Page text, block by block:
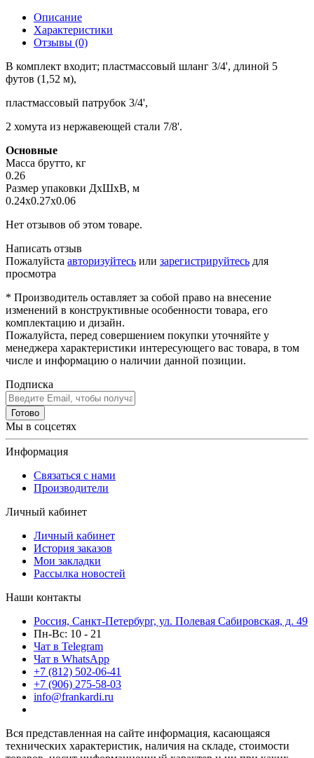
Описание
Характеристики
Отзывы (0)
В комплект входит; пластмассовый шланг 3/4', длиной 5
футов (1,52 м),
пластмассовый патрубок 3/4',
2 хомута из нержавеющей стали 7/8'.
Основные
Масса брутто, кг
0.26
Размер упаковки ДхШхВ, м
0.24x0.27x0.06
Нет отзывов об этом товаре.
Написать отзыв
Пожалуйста авторизуйтесь или зарегистрируйтесь для
просмотра
* Производитель оставляет за собой право на внесение
изменений в конструктивные особенности товара, его
комплектацию и дизайн.
Пожалуйста, перед совершением покупки уточняйте у
менеджера характеристики интересующего вас товара, в том
числе и информацию о наличии данной позиции.
Подписка
Готово
Мы в соцсетях
Информация
Связаться с нами
Производители
Личный кабинет
Личный кабинет
История заказов
Мои закладки
Рассылка новостей
Наши контакты
Россия, Санкт-Петербург, ул. Полевая Сабировская, д. 49
Пн-Вс: 10 - 21
Чат в Telegram
Чат в WhatsApp
+7 (812) 502-06-41
+7 (906) 275-58-03
info@frankardi.ru
Вся представленная на сайте информация, касающаяся
технических характеристик, наличия на складе, стоимости